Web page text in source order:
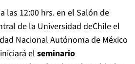
las 12:00 hrs. en el Salón de
de la Universidad deChile el
Nacional Autónoma de México
el seminario